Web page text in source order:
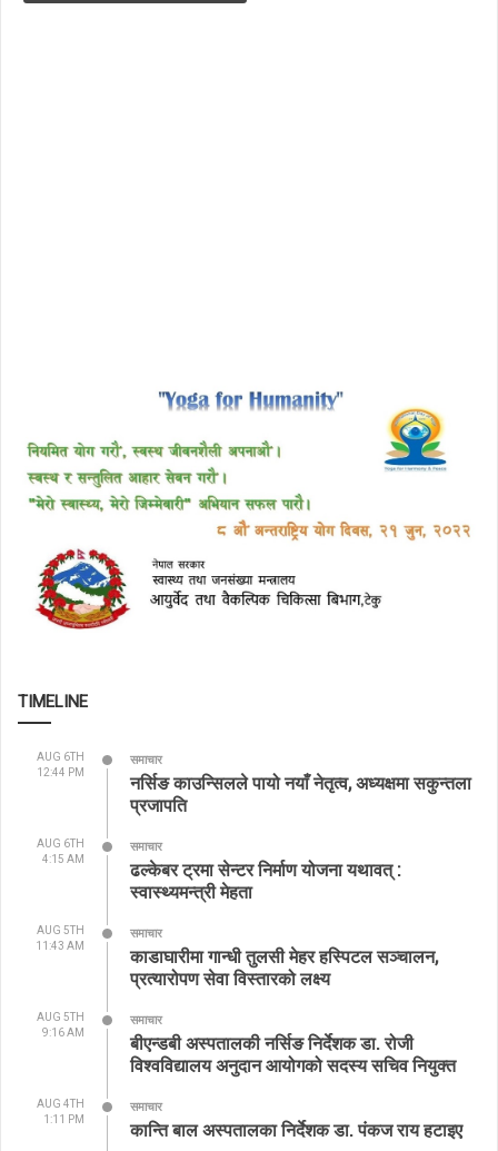
TIMELINE
AUG 6TH
12:44 PM
समाचार
नर्सिङ काउन्सिलले पायो नयाँ नेतृत्व, अध्यक्षमा सकुन्तला
प्रजापति
AUG 6TH
4:15 AM
समाचार
ढल्केबर ट्रमा सेन्टर निर्माण योजना यथावत् :
स्वास्थ्यमन्त्री मेहता
AUG 5TH
11:43 AM
समाचार
काडाघारीमा गान्धी तुलसी मेहर हस्पिटल सञ्चालन,
प्रत्यारोपण सेवा विस्तारको लक्ष्य
AUG 5TH
9:16 AM
समाचार
बीएन्डबी अस्पतालकी नर्सिङ निर्देशक डा. रोजी
विश्वविद्यालय अनुदान आयोगको सदस्य सचिव नियुक्त
AUG 4TH
1:11 PM
समाचार
कान्ति बाल अस्पतालका निर्देशक डा. पंकज राय हटाइए